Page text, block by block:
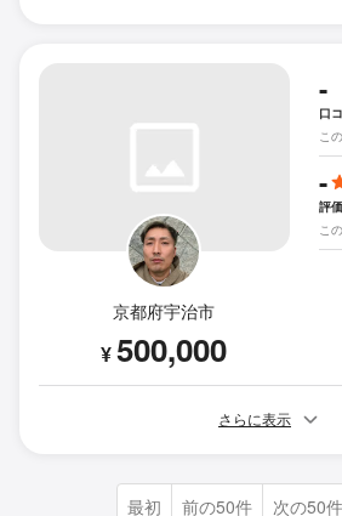
京都府宇治市
¥500,000
-
口
こ
-
評価
こ
さらに表示
最初 前の50件 次の50件